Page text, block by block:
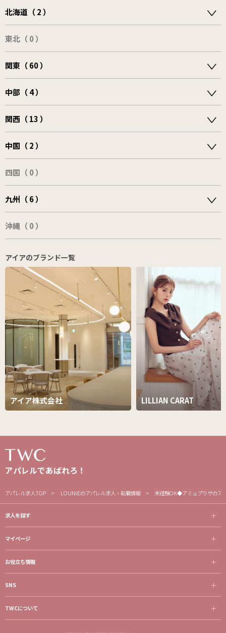
北海道（ 2 ）
東北（ 0 ）
関東（ 60 ）
中部（ 4 ）
関西（ 13 ）
中国（ 2 ）
四国（ 0 ）
九州（ 6 ）
沖縄（ 0 ）
アイアのブランド一覧
アイア株式会社 LILLIAN CARAT
アパレルであばれろ！
アパレル求人TOP LOUNIEのアパレル求人・転職情報 未経験OK◆アミュプラザのア
求人を探す
マイページ
お役立ち情報
SNS
TWCについて